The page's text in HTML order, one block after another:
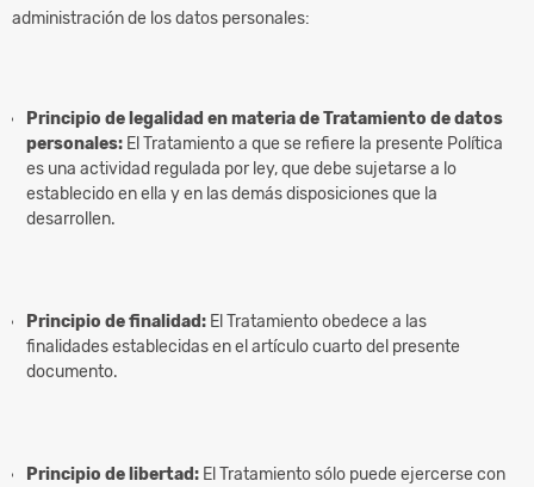
administración de los datos personales:
Principio de legalidad en materia de Tratamiento de datos
personales: El Tratamiento a que se refiere la presente Política
es una actividad regulada por ley, que debe sujetarse a lo
establecido en ella y en las demás disposiciones que la
desarrollen.
Principio de finalidad: El Tratamiento obedece a las
finalidades establecidas en el artículo cuarto del presente
documento.
Principio de libertad: El Tratamiento sólo puede ejercerse con